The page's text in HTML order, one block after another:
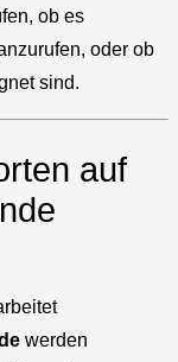
ob es
oder ob
sind.
auf
werden